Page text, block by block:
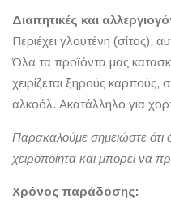
Διαιτητικές και
Περιέχει γλουτένη (σίτος),
Όλα τα προϊόντα μας
χειρίζεται ξηρούς καρπούς,
αλκοόλ. Ακατάλληλο για
Παρακαλούμε σημειώστε ότι
χειροποίητα και μπορεί να
Χρόνος παράδοσης: